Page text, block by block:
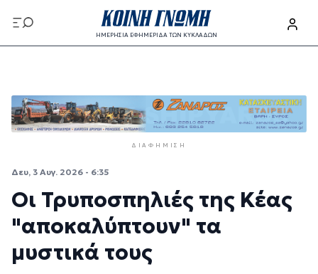
Παράκαμψη προς το κυρίως περιεχόμενο
ΗΜΕΡΗΣΙΑ ΕΦΗΜΕΡΙΔΑ ΤΩΝ ΚΥΚΛΑΔΩΝ
ΔΙΑΦΉΜΙΣΗ
Δευ, 3 Αυγ. 2026 - 6:35
Οι Τρυποσπηλιές της Κέας
"αποκαλύπτουν" τα
μυστικά τους